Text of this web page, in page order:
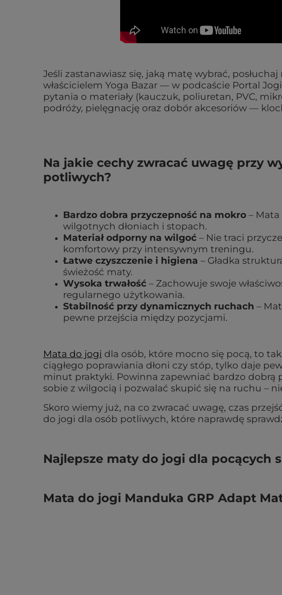
Jeśli zastanawiasz się, jaką matę wybrać,
właścicielem Yoga Bazar — w podcaście Portal
pytania o materiały (kauczuk, poliuretan, PVC,
podróży, pielęgnację oraz dobór akcesoriów —
Na jakie cechy zwracać uwagę przy
potliwych?
Bardzo dobra przyczepność na mokro –
wilgotnych dłoniach i stopach.
Materiał odporny na wilgoć – Nie traci
komfortowy przy intensywnym treningu.
Łatwe czyszczenie i higiena – Gładka
świeżość maty.
Wysoka trwałość – Zachowuje swoje
regularnego użytkowania.
Stabilność przy dynamicznych ruchach –
pewne przejścia między pozycjami.
Mata do jogi dla osób, które mocno się pocą, to
ciągłego poprawiania dłoni czy stóp, tylko daje
minut praktyki. Powinna zapewniać bardzo dobrą
sobie z wilgocią i pozwalać skupić się na ruchu –
Skoro wiemy już, na co zwracać uwagę, czas
do jogi dla osób potliwych, które naprawdę
Najlepsze maty do jogi dla pocących
Mata do jogi Manduka GRP Adapt